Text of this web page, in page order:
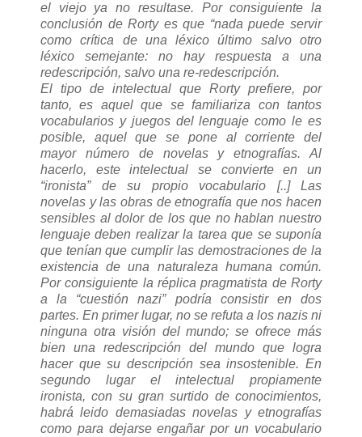
el viejo ya no resultase. Por consiguiente la
conclusión de Rorty es que “nada puede servir
como crítica de una léxico último salvo otro
léxico semejante: no hay respuesta a una
redescripción, salvo una re-redescripción.
El tipo de intelectual que Rorty prefiere, por
tanto, es aquel que se familiariza con tantos
vocabularios y juegos del lenguaje como le es
posible, aquel que se pone al corriente del
mayor número de novelas y etnografías. Al
hacerlo, este intelectual se convierte en un
“ironista” de su propio vocabulario [..] Las
novelas y las obras de etnografía que nos hacen
sensibles al dolor de los que no hablan nuestro
lenguaje deben realizar la tarea que se suponía
que tenían que cumplir las demostraciones de la
existencia de una naturaleza humana común.
Por consiguiente la réplica pragmatista de Rorty
a la “cuestión nazi” podría consistir en dos
partes. En primer lugar, no se refuta a los nazis ni
ninguna otra visión del mundo; se ofrece más
bien una redescripción del mundo que logra
hacer que su descripción sea insostenible. En
segundo lugar el intelectual propiamente
ironista, con su gran surtido de conocimientos,
habrá leido demasiadas novelas y etnografías
como para dejarse engañar por un vocabulario